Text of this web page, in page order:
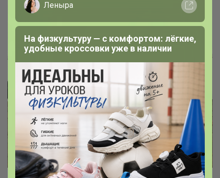
Леныра
На физкультуру — с комфортом: лёгкие,
удобные кроссовки уже в наличии